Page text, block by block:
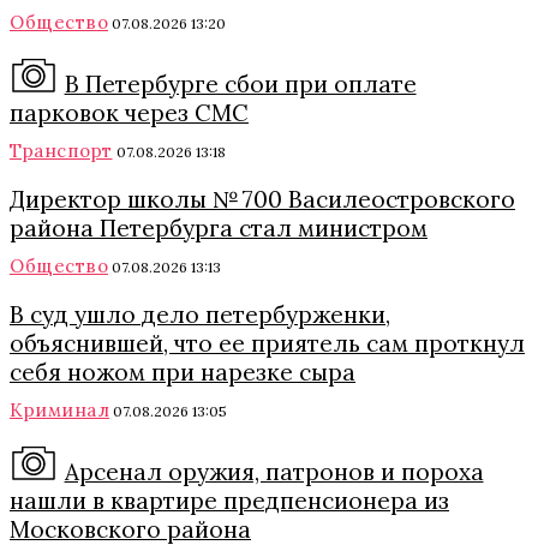
Общество 07.08.2026 13:20
В Петербурге сбои при оплате
парковок через СМС
Транспорт 07.08.2026 13:18
Директор школы № 700 Василеостровского
района Петербурга стал министром
Общество 07.08.2026 13:13
В суд ушло дело петербурженки,
объяснившей, что ее приятель сам проткнул
себя ножом при нарезке сыра
Криминал 07.08.2026 13:05
Арсенал оружия, патронов и пороха
нашли в квартире предпенсионера из
Московского района